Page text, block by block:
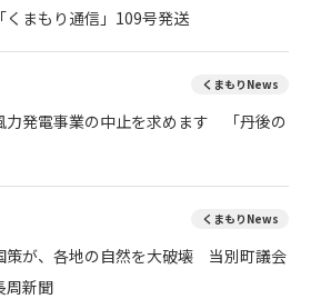
まもり通信」109号発送
くまもりNews
力発電事業の中止を求めます 「丹後の
くまもりNews
策が、各地の自然を大破壊 当別町議会
新聞